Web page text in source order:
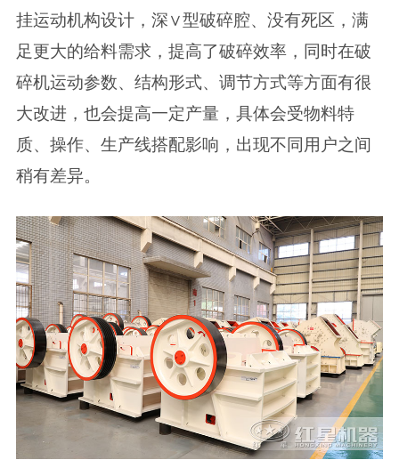
挂运动机构设计，深∨型破碎腔、没有死区，满
足更大的给料需求，提高了破碎效率，同时在破
碎机运动参数、结构形式、调节方式等方面有很
大改进，也会提高一定产量，具体会受物料特
质、操作、生产线搭配影响，出现不同用户之间
稍有差异。